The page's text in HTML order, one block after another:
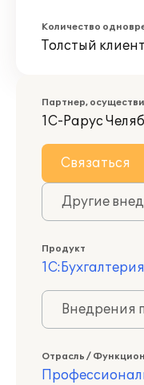
Количество
Толстый
Партнер,
1С-Рарус
Связаться
Другие
Продукт
Внедрения
Отрасль /